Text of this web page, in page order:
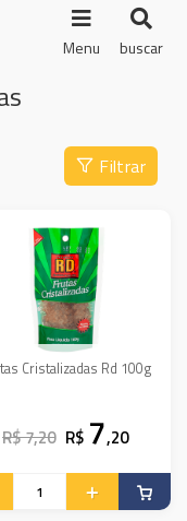
Menu buscar
Filtrar
Cristalizadas Rd 100g
R$ 7,20 R$ 7,20